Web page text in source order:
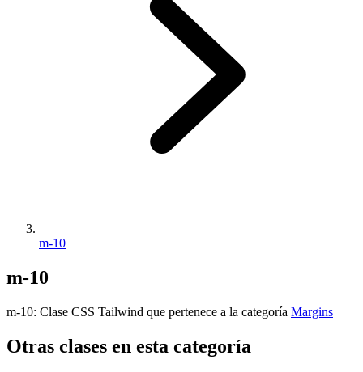
m-10
m-10
m-10: Clase CSS Tailwind que pertenece a la categoría Margins
Otras clases en esta categoría